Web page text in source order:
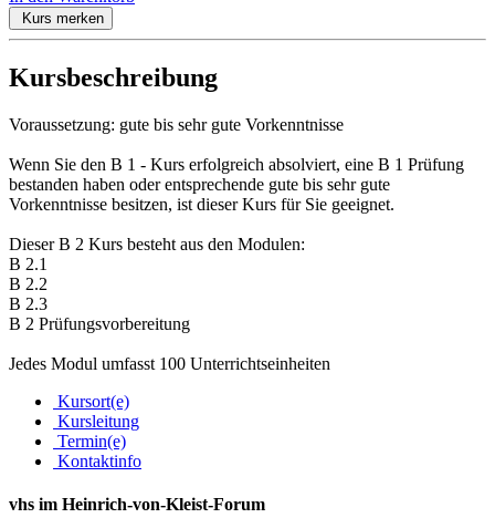
Kurs merken
Kursbeschreibung
Voraussetzung: gute bis sehr gute Vorkenntnisse
Wenn Sie den B 1 - Kurs erfolgreich absolviert, eine B 1 Prüfung
bestanden haben oder entsprechende gute bis sehr gute
Vorkenntnisse besitzen, ist dieser Kurs für Sie geeignet.
Dieser B 2 Kurs besteht aus den Modulen:
B 2.1
B 2.2
B 2.3
B 2 Prüfungsvorbereitung
Jedes Modul umfasst 100 Unterrichtseinheiten
Kursort(e)
Kursleitung
Termin(e)
Kontaktinfo
vhs im Heinrich-von-Kleist-Forum